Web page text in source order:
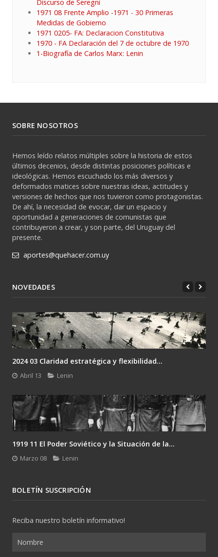
Discurso de Seregni
1971 08 Frente Amplio -1971 - 30 Primeras
Medidas de Gobierno
1971 0205- FA: Declaracion Constitutiva
1970 - FA Declaración del 7 de octubre de 1970
1-Biografía de Carlos Marx: Lenin
SOBRE NOSOTROS
Hemos leído relatos múltiples sobre la historia de estos
últimos decenios, desde distintas posiciones políticas e
ideológicas. Hemos escuchado los más diversos y
deformados matices sobre nuestras ideas, actitudes y
versiones de hechos que nos tuvieron como protagonistas.
De ahí, la necesidad de evocar, dar un espacio y
oportunidad a generaciones de comunistas que
contribuyeron a crear, y son parte, del Uruguay del
presente.
aportes@quehacer.com.uy
NOVEDADES
2024 03 Claridad estratégica y flexibilidad...
Abril 13 Lenin
1919 11 El Poder Soviético y la Situación de la...
Marzo 08 Lenin
BOLETÍN SUSCRIPCIÓN
Reciba nuestro boletín informativo!